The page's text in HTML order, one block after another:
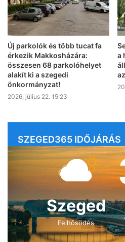
Új parkolók és több tucat fa
érkezik Makkosházára:
összesen 68 parkolóhelyet
alakít ki a szegedi
önkormányzat!
2026, július 22. 15:23
a
SZEGED365 IDŐJÁRÁS
Szeged
Felhősödés